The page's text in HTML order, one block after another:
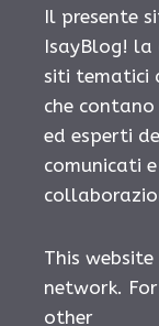
Il presente
IsayBlog! la
siti tematici
che
ed esperti
comunicati e
This
network.
other